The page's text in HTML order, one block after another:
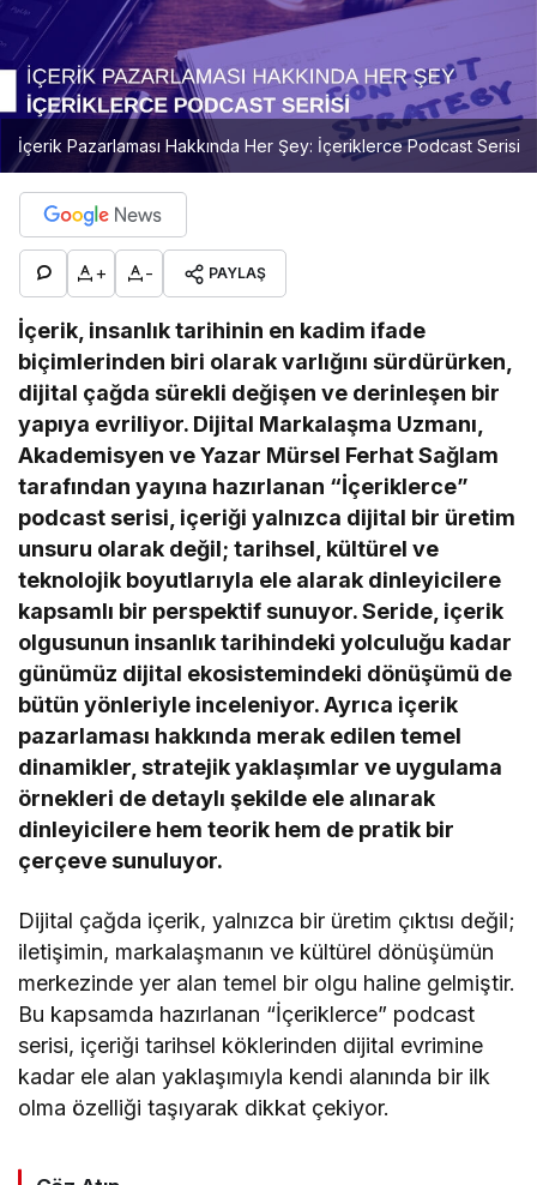
İçerik Pazarlaması Hakkında Her Şey: İçeriklerce Podcast Serisi
+ - PAYLAŞ
İçerik, insanlık tarihinin en kadim ifade
biçimlerinden biri olarak varlığını sürdürürken,
dijital çağda sürekli değişen ve derinleşen bir
yapıya evriliyor. Dijital Markalaşma Uzmanı,
Akademisyen ve Yazar Mürsel Ferhat Sağlam
tarafından yayına hazırlanan “İçeriklerce”
podcast serisi, içeriği yalnızca dijital bir üretim
unsuru olarak değil; tarihsel, kültürel ve
teknolojik boyutlarıyla ele alarak dinleyicilere
kapsamlı bir perspektif sunuyor. Seride, içerik
olgusunun insanlık tarihindeki yolculuğu kadar
günümüz dijital ekosistemindeki dönüşümü de
bütün yönleriyle inceleniyor. Ayrıca içerik
pazarlaması hakkında merak edilen temel
dinamikler, stratejik yaklaşımlar ve uygulama
örnekleri de detaylı şekilde ele alınarak
dinleyicilere hem teorik hem de pratik bir
çerçeve sunuluyor.
Dijital çağda içerik, yalnızca bir üretim çıktısı değil;
iletişimin, markalaşmanın ve kültürel dönüşümün
merkezinde yer alan temel bir olgu haline gelmiştir.
Bu kapsamda hazırlanan “İçeriklerce” podcast
serisi, içeriği tarihsel köklerinden dijital evrimine
kadar ele alan yaklaşımıyla kendi alanında bir ilk
olma özelliği taşıyarak dikkat çekiyor.